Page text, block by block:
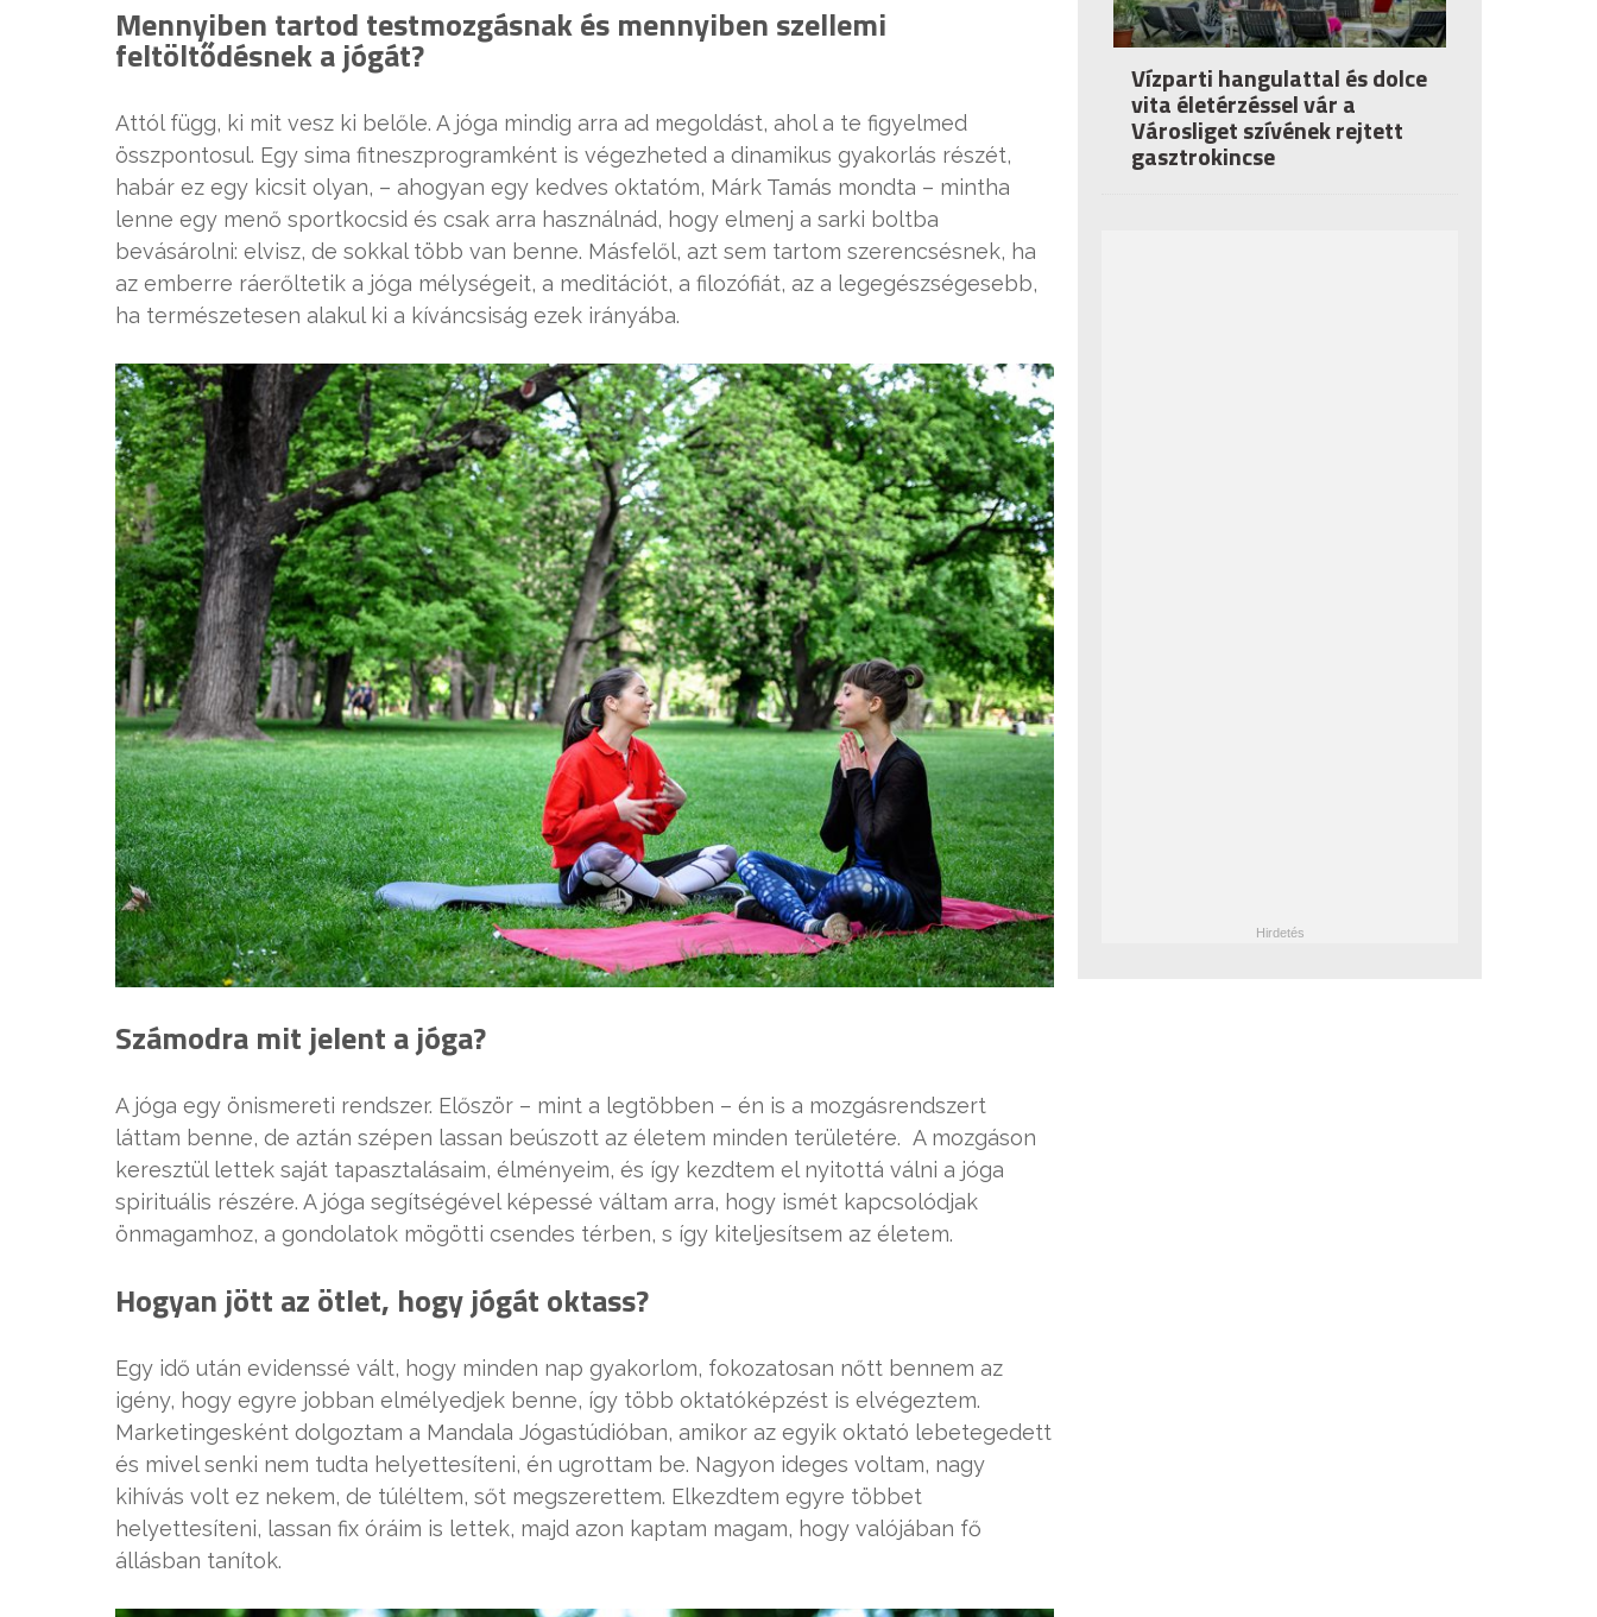
Mennyiben tartod testmozgásnak és mennyiben szellemi
feltöltődésnek a jógát?
Attól függ, ki mit vesz ki belőle. A jóga mindig arra ad megoldást, ahol a te figyelmed
összpontosul. Egy sima fitneszprogramként is végezheted a dinamikus gyakorlás részét,
habár ez egy kicsit olyan, – ahogyan egy kedves oktatóm, Márk Tamás mondta – mintha
lenne egy menő sportkocsid és csak arra használnád, hogy elmenj a sarki boltba
bevásárolni: elvisz, de sokkal több van benne. Másfelől, azt sem tartom szerencsésnek, ha
az emberre ráerőltetik a jóga mélységeit, a meditációt, a filozófiát, az a legegészségesebb,
ha természetesen alakul ki a kíváncsiság ezek irányába.
Számodra mit jelent a jóga?
A jóga egy önismereti rendszer. Először – mint a legtöbben – én is a mozgásrendszert
láttam benne, de aztán szépen lassan beúszott az életem minden területére. A mozgáson
keresztül lettek saját tapasztalásaim, élményeim, és így kezdtem el nyitottá válni a jóga
spirituális részére. A jóga segítségével képessé váltam arra, hogy ismét kapcsolódjak
önmagamhoz, a gondolatok mögötti csendes térben, s így kiteljesítsem az életem.
Hogyan jött az ötlet, hogy jógát oktass?
Egy idő után evidenssé vált, hogy minden nap gyakorlom, fokozatosan nőtt bennem az
igény, hogy egyre jobban elmélyedjek benne, így több oktatóképzést is elvégeztem.
Marketingesként dolgoztam a Mandala Jógastúdióban, amikor az egyik oktató lebetegedett
és mivel senki nem tudta helyettesíteni, én ugrottam be. Nagyon ideges voltam, nagy
kihívás volt ez nekem, de túléltem, sőt megszerettem. Elkezdtem egyre többet
helyettesíteni, lassan fix óráim is lettek, majd azon kaptam magam, hogy valójában fő
állásban tanítok.
Vízparti hangulattal és dolce
vita életérzéssel vár a
Városliget szívének rejtett
gasztrokincse